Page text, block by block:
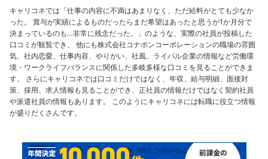
キャリコネでは「仕事の内容に不満はあまりなく、ただ給料がとても少なか
った。 賞与が実績によるものだったらまだ希望はあったと思うが1か月分で
決まっているのも…非常に残念だった。」のような、実際の社員が投稿した
口コミが観覧でき、 他にも株式会社コナポンコーポレーションの職場の雰囲
気、社内恋愛、仕事内容、やりがい、社風、ライバル企業の情報など労働環
境・ワークライフバランスに関係した多岐多様な口コミを見ることができま
す。 さらにキャリコネでは口コミだけではなく、年収、給与明細、面接対
策、採用、求人情報も見ることができ、正社員の情報だけではなく契約社員
や派遣社員の情報もあります。 このようにキャリコネには転職に役立つ情報
が盛りだくさんです。